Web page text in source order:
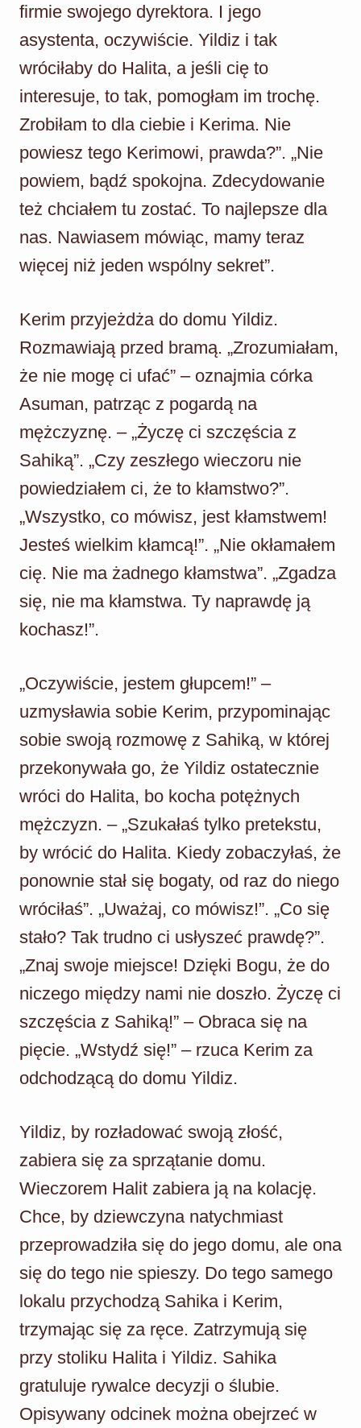
firmie swojego dyrektora. I jego
asystenta, oczywiście. Yildiz i tak
wróciłaby do Halita, a jeśli cię to
interesuje, to tak, pomogłam im trochę.
Zrobiłam to dla ciebie i Kerima. Nie
powiesz tego Kerimowi, prawda?”. „Nie
powiem, bądź spokojna. Zdecydowanie
też chciałem tu zostać. To najlepsze dla
nas. Nawiasem mówiąc, mamy teraz
więcej niż jeden wspólny sekret”.
Kerim przyjeżdża do domu Yildiz.
Rozmawiają przed bramą. „Zrozumiałam,
że nie mogę ci ufać” – oznajmia córka
Asuman, patrząc z pogardą na
mężczyznę. – „Życzę ci szczęścia z
Sahiką”. „Czy zeszłego wieczoru nie
powiedziałem ci, że to kłamstwo?”.
„Wszystko, co mówisz, jest kłamstwem!
Jesteś wielkim kłamcą!”. „Nie okłamałem
cię. Nie ma żadnego kłamstwa”. „Zgadza
się, nie ma kłamstwa. Ty naprawdę ją
kochasz!”.
„Oczywiście, jestem głupcem!” –
uzmysławia sobie Kerim, przypominając
sobie swoją rozmowę z Sahiką, w której
przekonywała go, że Yildiz ostatecznie
wróci do Halita, bo kocha potężnych
mężczyzn. – „Szukałaś tylko pretekstu,
by wrócić do Halita. Kiedy zobaczyłaś, że
ponownie stał się bogaty, od raz do niego
wróciłaś”. „Uważaj, co mówisz!”. „Co się
stało? Tak trudno ci usłyszeć prawdę?”.
„Znaj swoje miejsce! Dzięki Bogu, że do
niczego między nami nie doszło. Życzę ci
szczęścia z Sahiką!” – Obraca się na
pięcie. „Wstydź się!” – rzuca Kerim za
odchodzącą do domu Yildiz.
Yildiz, by rozładować swoją złość,
zabiera się za sprzątanie domu.
Wieczorem Halit zabiera ją na kolację.
Chce, by dziewczyna natychmiast
przeprowadziła się do jego domu, ale ona
się do tego nie spieszy. Do tego samego
lokalu przychodzą Sahika i Kerim,
trzymając się za ręce. Zatrzymują się
przy stoliku Halita i Yildiz. Sahika
gratuluje rywalce decyzji o ślubie.
Opisywany odcinek można obejrzeć w